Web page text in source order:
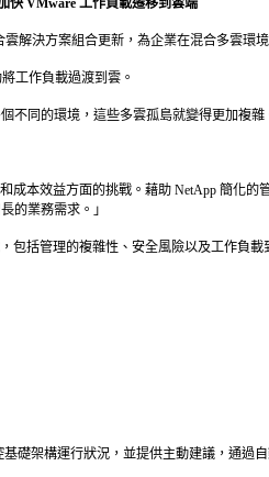
決方案組合更新，為企業在混合多雲環
工作負載過渡到雲。
不同的環境，這些多雲孤島就變得更加複雜
成本效益方面的挑戰。藉助 NetApp 簡化
的業務需求。」
括管理的複雜性、安全風險以及工作負
礎架構運行狀況，並提供主動建議，通過